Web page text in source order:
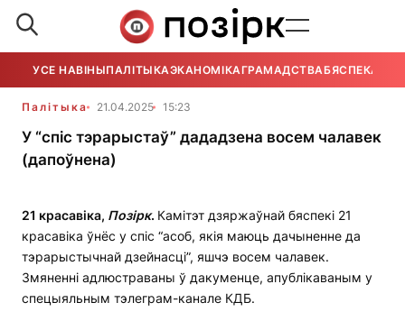
УСЕ НАВІНЫПАЛІТЫКАЭКАНОМІКАГРАМАДСТВАБЯСПЕКА
Палітыка 21.04.2025 15:23
У “спіс тэрарыстаў” дададзена восем чалавек
(дапоўнена)
21 красавіка, Позірк. Камітэт дзяржаўнай бяспекі 21
красавіка ўнёс у спіс “асоб, якія маюць дачыненне да
тэрарыстычнай дзейнасці”, яшчэ восем чалавек.
Змяненні адлюстраваны ў дакуменце, апублікаваным у
спецыяльным тэлеграм-канале КДБ.